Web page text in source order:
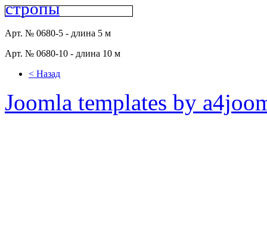
Арт. № 0680-5 - длина 5 м
Арт. № 0680-10 - длина 10 м
< Назад
Joomla templates by